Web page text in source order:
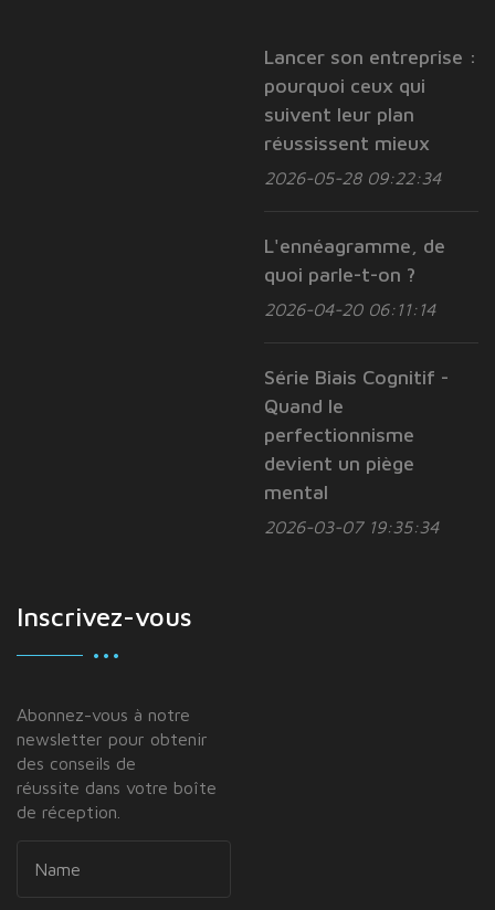
Lancer son entreprise :
pourquoi ceux qui
suivent leur plan
réussissent mieux
2026-05-28 09:22:34
L'ennéagramme, de
quoi parle-t-on ?
2026-04-20 06:11:14
Série Biais Cognitif -
Quand le
perfectionnisme
devient un piège
mental
2026-03-07 19:35:34
Inscrivez-vous
Abonnez-vous à notre
newsletter pour obtenir
des conseils de
réussite dans votre boîte
de réception.